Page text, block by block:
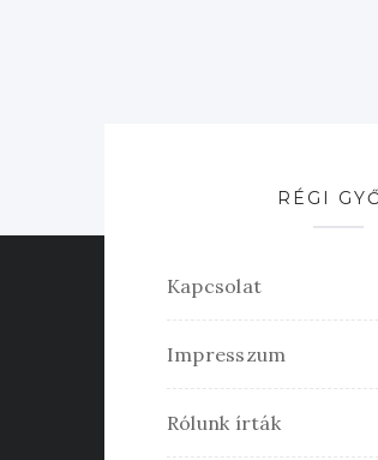
RÉGI
Kapcsolat
Impresszum
Rólunk írták